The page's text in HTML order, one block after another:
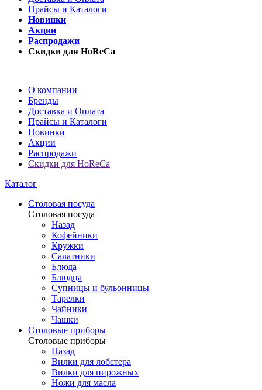
Прайсы и Каталоги
Новинки
Акции
Распродажи
Скидки для HoReCa
О компании
Бренды
Доставка и Оплата
Прайсы и Каталоги
Новинки
Акции
Распродажи
Скидки для HoReCa
Каталог
Столовая посуда
Столовая посуда
Назад
Кофейники
Кружки
Салатники
Блюда
Блюдца
Супницы и бульонницы
Тарелки
Чайники
Чашки
Cтоловые приборы
Cтоловые приборы
Назад
Вилки для лобстера
Вилки для пирожных
Ножи для масла